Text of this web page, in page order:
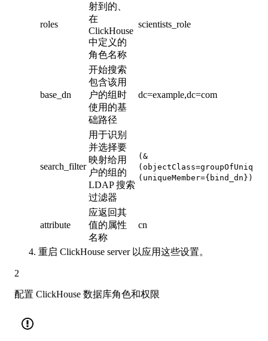
roles
射到的、
在
ClickHouse
中定义的
角色名称
scientists_role
base_dn
开始搜索
包含该用
户的组时
使用的基
础路径
dc=example,dc=com
search_filter
用于识别
并选择要
映射给用
户的组的
LDAP 搜索
过滤器
(&
(uniqueMember={bind_dn}))
attribute
应返回其
值的属性
名称
cn
重启 ClickHouse server 以应用这些设置。
2
配置 ClickHouse 数据库角色和权限